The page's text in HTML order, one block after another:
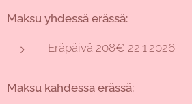
Maksu yhdessä erässä:
Eräpäivä 208€ 22.1.2026.
Maksu kahdessa erässä: